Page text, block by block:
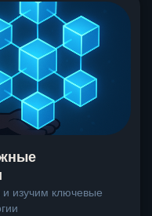
и изучим ключевые